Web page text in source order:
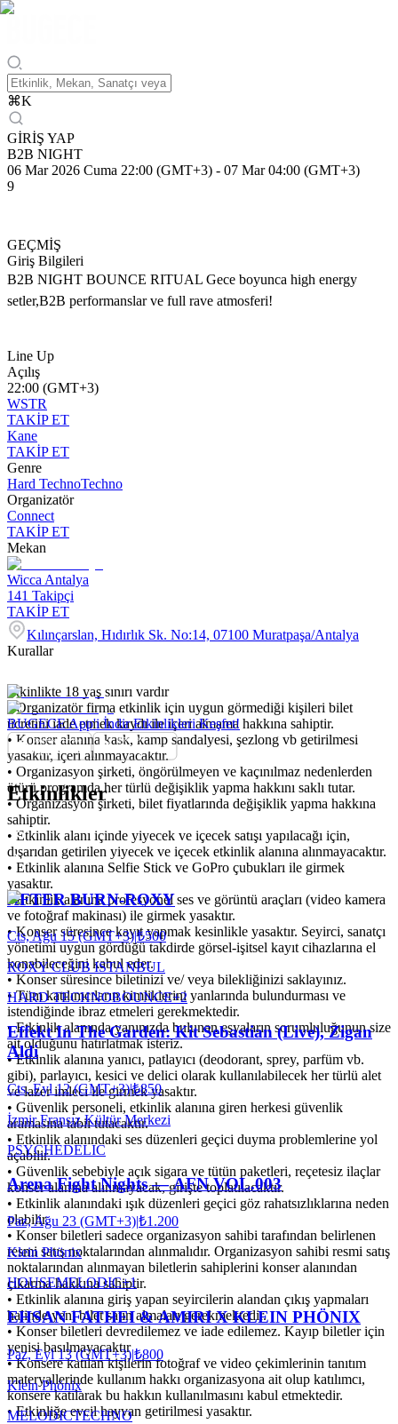
⌘K
GİRİŞ YAP
B2B NIGHT
06 Mar 2026 Cuma 22:00 (GMT+3) - 07 Mar 04:00 (GMT+3)
9
GEÇMİŞ
Giriş Bilgileri
B2B NIGHT BOUNCE RITUAL Gece boyunca high energy
setler,B2B performanslar ve full rave atmosferi!
Line Up
Açılış
22:00 (GMT+3)
WSTR
TAKİP ET
Kane
TAKİP ET
Genre
Hard TechnoTechno
Organizatör
Connect
TAKİP ET
Mekan
Wicca Antalya
141 Takipçi
TAKİP ET
Kılınçarslan, Hıdırlık Sk. No:14, 07100 Muratpaşa/Antalya
Kurallar
Etkinlikte 18 yaş sınırı vardır
•⁠ ⁠Organizatör firma etkinlik için uygun görmediği kişileri bilet
ücretini iade etmek kaydı ile içeri almama hakkına sahiptir.
•⁠ ⁠Konser alanına kask, kamp sandalyesi, şezlong vb getirilmesi
yasaktır, içeri alınmayacaktır.
•⁠ ⁠Organizasyon şirketi, öngörülmeyen ve kaçınılmaz nedenlerden
ötürü programda her türlü değişiklik yapma hakkını saklı tutar.
•⁠ ⁠Organizasyon şirketi, bilet fiyatlarında değişiklik yapma hakkına
sahiptir.
•⁠ ⁠Etkinlik alanı içinde yiyecek ve içecek satışı yapılacağı için,
dışarıdan getirilen yiyecek ve içecek etkinlik alanına alınmayacaktır.
•⁠ ⁠Etkinlik alanına Selfie Stick ve GoPro çubukları ile girmek
yasaktır.
•⁠ ⁠Etkinlik alanına profesyonel ses ve görüntü araçları (video kamera
ve fotoğraf makinası) ile girmek yasaktır.
•⁠ ⁠Konser süresince kayıt yapmak kesinlikle yasaktır. Seyirci, sanatçı
yönetimi uygun gördüğü takdirde görsel-işitsel kayıt cihazlarına el
konabileceğini kabul eder.
•⁠ ⁠Konser süresince biletinizi ve/ veya bilekliğinizi saklayınız.
•⁠ ⁠Tüm katılımcıların kimliklerini yanlarında bulundurması ve
istendiğinde ibraz etmeleri gerekmektedir.
•⁠ ⁠Etkinlik alanında yanınızda bulunan eşyaların sorumluluğunun size
ait olduğunu hatırlatmak isteriz.
•⁠ ⁠Etkinlik alanına yanıcı, patlayıcı (deodorant, sprey, parfüm vb.
gibi), parlayıcı, kesici ve delici olarak kullanılabilecek her türlü alet
ve lazer imleci ile girmek yasaktır.
•⁠ ⁠Güvenlik personeli, etkinlik alanına giren herkesi güvenlik
aramasına tabii tutacaktır.
•⁠ ⁠Etkinlik alanındaki ses düzenleri geçici duyma problemlerine yol
açabilir.
•⁠ ⁠Güvenlik sebebiyle açık sigara ve tütün paketleri, reçetesiz ilaçlar
konser alanına alınmayacak, girişte toplatılacaktır.
•⁠ ⁠Etkinlik alanındaki ışık düzenleri geçici göz rahatsızlıklarına neden
olabilir.
•⁠ ⁠Konser biletleri sadece organizasyon sahibi tarafından belirlenen
resmi satış noktalarından alınmalıdır. Organizasyon sahibi resmi satış
noktalarından alınmayan biletlerin sahiplerini konser alanından
çıkarma hakkına sahiptir.
•⁠ ⁠Etkinlik alanına giriş yapan seyircilerin alandan çıkış yapmaları
halinde yeni bilet satın almaları gerekmektedir.
•⁠ ⁠Konser biletleri devredilemez ve iade edilemez. Kayıp biletler için
yenisi basılmayacaktır
•⁠ Konsere katılan kişilerin fotoğraf ve video çekimlerinin tanıtım
materyallerinde kullanım hakkı organizasyona ait olup katılımcı,
konsere katılarak bu hakkın kullanılmasını kabul etmektedir.
•⁠ ⁠Etkinliğe evcil hayvan getirilmesi yasaktır.
BUGECE App'i İndir Etkinlikleri Keşfet!
Etkinlikler
AFTER BURN-ROXY
Cts, Ağu 15 (GMT+3)|₺500
ROXY CLUB ISTANBUL
HARD TECHNOBOUNCE+2
Effekt In The Garden: Kit Sebastian (Live), Zigan
Aldi
Cts, Eyl 12 (GMT+3)|₺850
İzmir Fransız Kültür Merkezi
PSYCHEDELIC
Arena Fight Nights — AFN VOL.003
Paz, Ağu 23 (GMT+3)|₺1.200
Klein Phönix
HOUSEMELODIC+1
EHSAN FATHEI & AMIRI X KLEIN PHÖNIX
Paz, Eyl 13 (GMT+3)|₺800
Klein Phönix
MELODICTECHNO